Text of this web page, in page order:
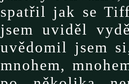
spatřil jak se
jsem uviděl
uvědomil jsem
mnohem,